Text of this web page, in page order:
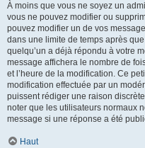
À moins que vous ne soyez un
vous ne pouvez modifier ou
pouvez modifier un de vos
dans une limite de temps après
quelqu’un a déjà répondu à votre
message affichera le nombre de
et l’heure de la modification. Ce
modification effectuée par un
puissent rédiger une raison
noter que les utilisateurs normaux
message si une réponse a été
Haut